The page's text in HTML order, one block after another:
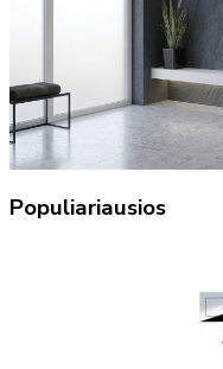
Populiariausios